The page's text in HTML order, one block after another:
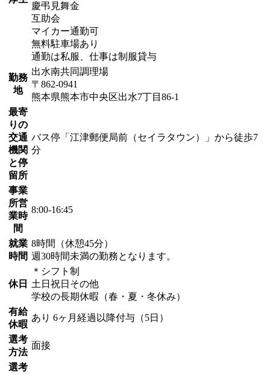
慶弔見舞金
互助会
マイカー通勤可
無料駐車場あり
通勤は私服、仕事は制服貸与
勤務
地
出水南共同調理場
〒862-0941
熊本県熊本市中央区出水7丁目86-1
最寄
りの
交通
機関
と停
留所
バス停「江津郵便局前（セイラタウン）」から徒歩7
分
事業
所営
業時
間
8:00-16:45
就業
時間
8時間（休憩45分）
週30時間未満の勤務となります。
休日
＊シフト制
土日祝日その他
学校の長期休暇（春・夏・冬休み）
有給
休暇
あり 6ヶ月経過以降付与（5日）
選考
方法
面接
選考